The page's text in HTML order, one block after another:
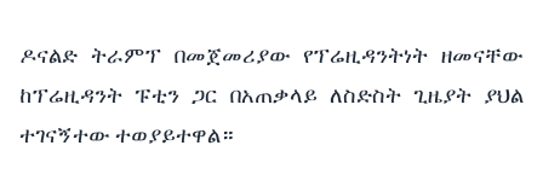
ዶናልድ ትራምፕ በመጀመሪያው የፕሬዚዳንትነት ዘመናቸው
ከፕሬዚዳንት ፑቲን ጋር በአጠቃላይ ለስድስት ጊዜያት ያህል
ተገናኝተው ተወያይተዋል።